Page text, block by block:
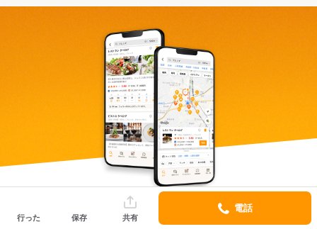
より便利になったアプリで
行った 保存 共有
電話